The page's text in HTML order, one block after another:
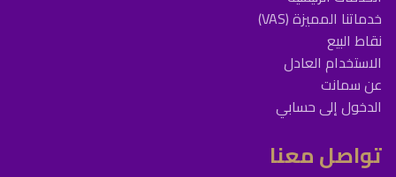
خدماتنا المميزة (VAS)
نقاط البيع
الاستخدام العادل
عن سمانت
الدخول إلى حسابي
تواصل معنا